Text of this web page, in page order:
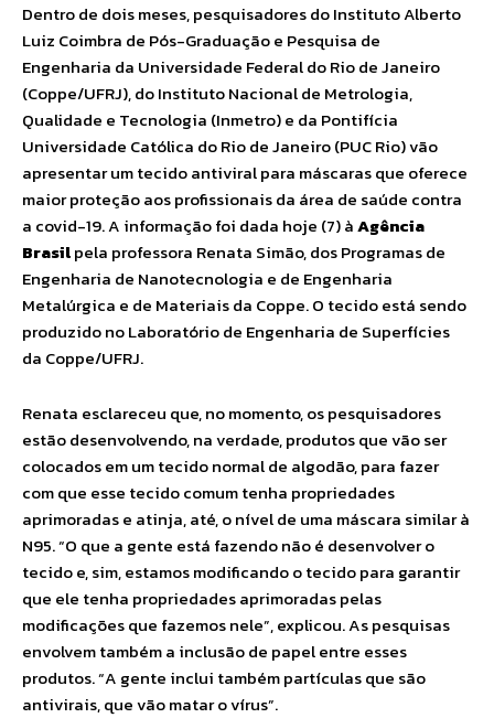
Dentro de dois meses, pesquisadores do Instituto Alberto
Luiz Coimbra de Pós-Graduação e Pesquisa de
Engenharia da Universidade Federal do Rio de Janeiro
(Coppe/UFRJ), do Instituto Nacional de Metrologia,
Qualidade e Tecnologia (Inmetro) e da Pontifícia
Universidade Católica do Rio de Janeiro (PUC Rio) vão
apresentar um tecido antiviral para máscaras que oferece
maior proteção aos profissionais da área de saúde contra
a covid-19. A informação foi dada hoje (7) àAgência
Brasilpela professora Renata Simão, dos Programas de
Engenharia de Nanotecnologia e de Engenharia
Metalúrgica e de Materiais da Coppe. O tecido está sendo
produzido no Laboratório de Engenharia de Superfícies
da Coppe/UFRJ.
Renata esclareceu que, no momento, os pesquisadores
estão desenvolvendo, na verdade, produtos que vão ser
colocados em um tecido normal de algodão, para fazer
com que esse tecido comum tenha propriedades
aprimoradas e atinja, até, o nível de uma máscara similar à
N95. “O que a gente está fazendo não é desenvolver o
tecido e, sim, estamos modificando o tecido para garantir
que ele tenha propriedades aprimoradas pelas
modificações que fazemos nele”, explicou. As pesquisas
envolvem também a inclusão de papel entre esses
produtos. “A gente inclui também partículas que são
antivirais, que vão matar o vírus”.